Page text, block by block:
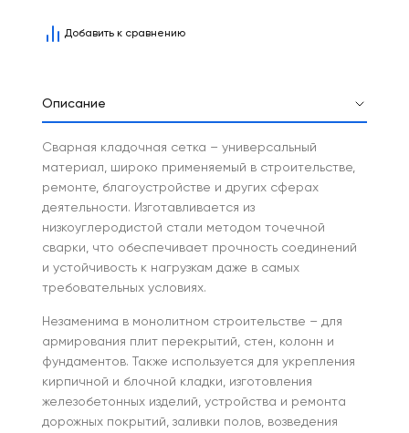
Добавить к сравнению
Описание
Сварная кладочная сетка – универсальный
материал, широко применяемый в строительстве,
ремонте, благоустройстве и других сферах
деятельности. Изготавливается из
низкоуглеродистой стали методом точечной
сварки, что обеспечивает прочность соединений
и устойчивость к нагрузкам даже в самых
требовательных условиях.
Незаменима в монолитном строительстве – для
армирования плит перекрытий, стен, колонн и
фундаментов. Также используется для укрепления
кирпичной и блочной кладки, изготовления
железобетонных изделий, устройства и ремонта
дорожных покрытий, заливки полов, возведения